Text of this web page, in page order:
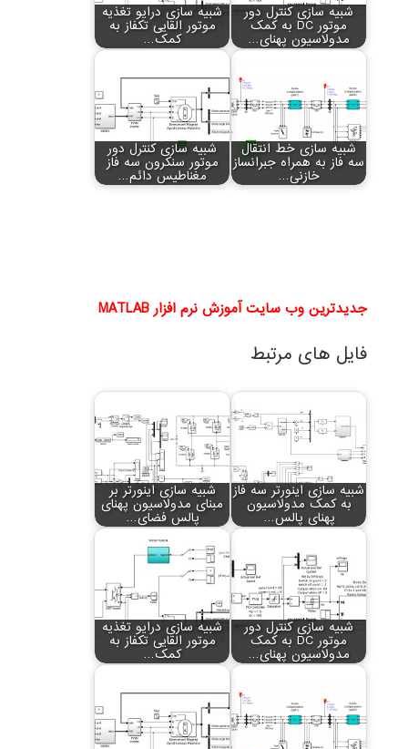
شبیه سازی کنترل دور
موتور DC به کمک
مدولاسیون پهنای…
شبیه سازی درایو تغذیه
موتور القایی تکفاز به
کمک…
شبیه سازی خط انتقال
سه فاز به همراه جبرانساز
خازنی…
شبیه سازی کنترل دور
موتور سنکرون سه فاز
مغناطیس دائم…
جدیدترین وب سایت آموزش نرم افزار MATLAB
فایل های مرتبط
شبیه سازی اینورتر سه فاز
به کمک مدولاسیون
پهنای پالس…
شبیه سازی اینورتر بر
مبنای مدولاسیون پهنای
پالس فضای…
شبیه سازی کنترل دور
موتور DC به کمک
مدولاسیون پهنای…
شبیه سازی درایو تغذیه
موتور القایی تکفاز به
کمک…